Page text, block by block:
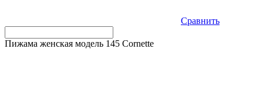
Сравнить
Пижама женская модель 145 Cornette